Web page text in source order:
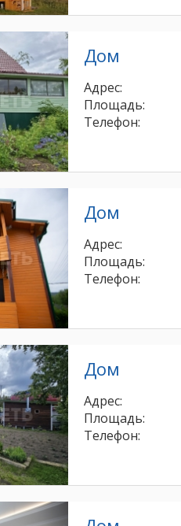
Дом
Адрес:
Площадь:
Телефон:
Дом
Адрес:
Площадь:
Телефон:
Дом
Адрес:
Площадь:
Телефон: